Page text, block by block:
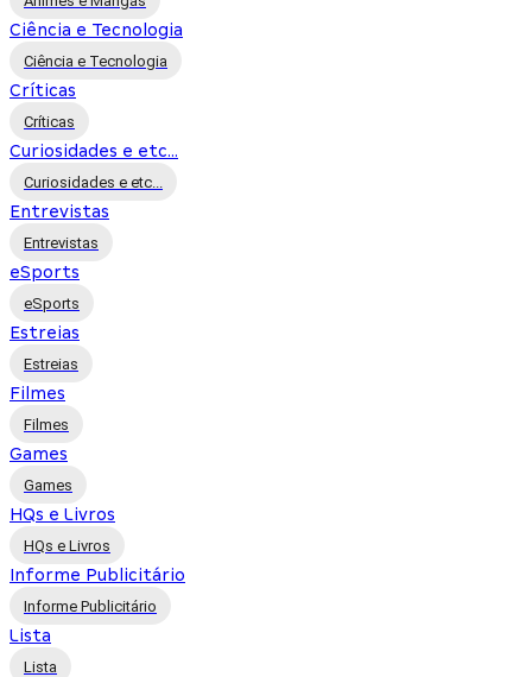
Ciência e Tecnologia
Ciência e Tecnologia
Críticas
Críticas
Curiosidades e etc...
Curiosidades e etc...
Entrevistas
Entrevistas
eSports
eSports
Estreias
Estreias
Filmes
Filmes
Games
Games
HQs e Livros
HQs e Livros
Informe Publicitário
Informe Publicitário
Lista
Lista